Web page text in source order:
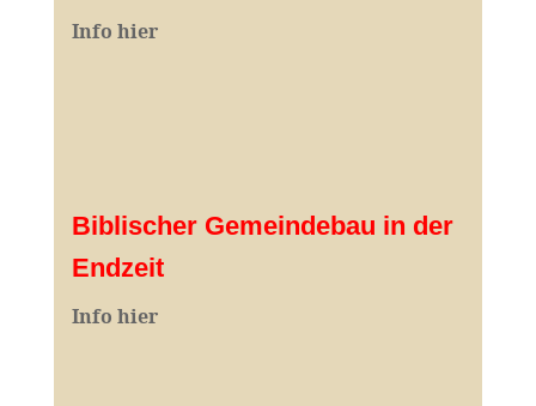
Info hier
Biblischer Gemeindebau in der
Endzeit
Info hier